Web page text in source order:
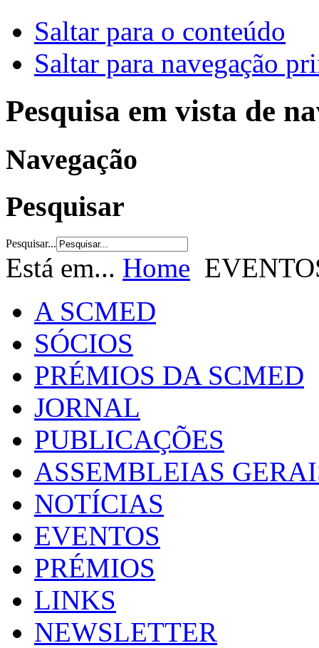
Saltar para o conteúdo
Saltar para navegação
Pesquisa em vista de
Navegação
Pesquisar
Pesquisar...
Está em... Home
A SCMED
SÓCIOS
PRÉMIOS DA SCMED
JORNAL
PUBLICAÇÕES
ASSEMBLEIAS
NOTÍCIAS
EVENTOS
PRÉMIOS
LINKS
NEWSLETTER